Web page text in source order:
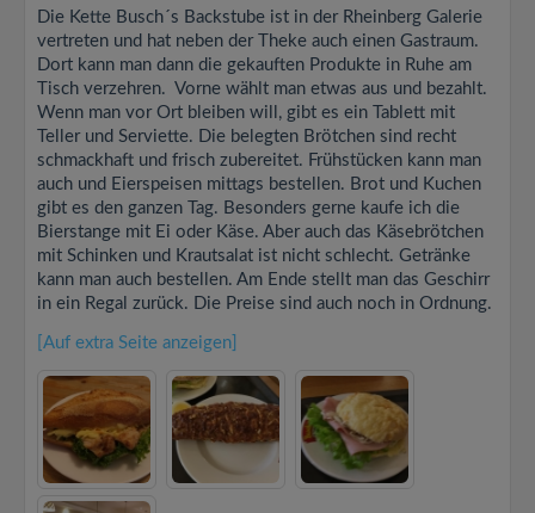
Die Kette Busch´s Backstube ist in der Rheinberg Galerie
vertreten und hat neben der Theke auch einen Gastraum.
Dort kann man dann die gekauften Produkte in Ruhe am
Tisch verzehren. Vorne wählt man etwas aus und bezahlt.
Wenn man vor Ort bleiben will, gibt es ein Tablett mit
Teller und Serviette. Die belegten Brötchen sind recht
schmackhaft und frisch zubereitet. Frühstücken kann man
auch und Eierspeisen mittags bestellen. Brot und Kuchen
gibt es den ganzen Tag. Besonders gerne kaufe ich die
Bierstange mit Ei oder Käse. Aber auch das Käsebrötchen
mit Schinken und Krautsalat ist nicht schlecht. Getränke
kann man auch bestellen. Am Ende stellt man das Geschirr
in ein Regal zurück. Die Preise sind auch noch in Ordnung.
[Auf extra Seite anzeigen]